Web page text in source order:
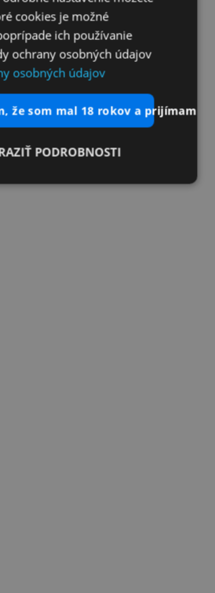
cookies je možné
ich používanie
ochrany osobných údajov
osobných údajov
že som mal 18 rokov a prijímam
PODROBNOSTI